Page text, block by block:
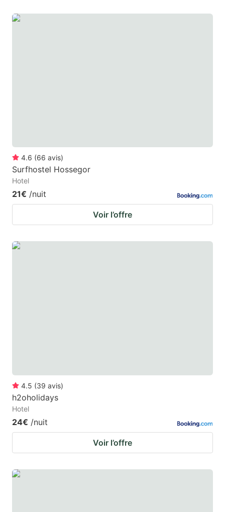
4.6 (66 avis)
Surfhostel Hossegor
Hotel
21€ /nuit
Voir l’offre
4.5 (39 avis)
h2oholidays
Hotel
24€ /nuit
Voir l’offre